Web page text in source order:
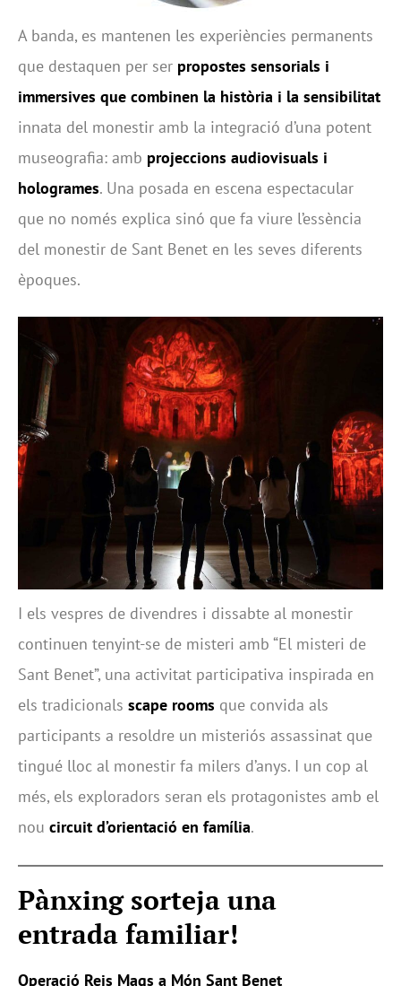
A banda, es mantenen les experiències permanents
que destaquen per ser propostes sensorials i
immersives que combinen la història i la sensibilitat
innata del monestir amb la integració d’una potent
museografia: amb projeccions audiovisuals i
hologrames. Una posada en escena espectacular
que no només explica sinó que fa viure l’essència
del monestir de Sant Benet en les seves diferents
èpoques.
I els vespres de divendres i dissabte al monestir
continuen tenyint-se de misteri amb “El misteri de
Sant Benet”, una activitat participativa inspirada en
els tradicionals scape rooms que convida als
participants a resoldre un misteriós assassinat que
tingué lloc al monestir fa milers d’anys. I un cop al
més, els exploradors seran els protagonistes amb el
nou circuit d’orientació en família.
Pànxing sorteja una
entrada familiar!
Operació Reis Mags a Món Sant Benet